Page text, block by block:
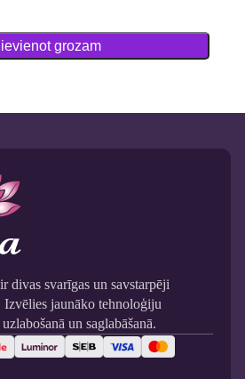
grozam
divas svarīgas un savstarpēji
Izvēlies jaunāko tehnoloģiju
un saglabāšanā.